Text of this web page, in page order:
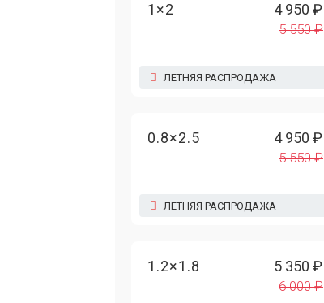
1×2 4 950 ₽
5 550 ₽
ЛЕТНЯЯ РАСПРОДАЖА
0.8×2.5 4 950 ₽
5 550 ₽
ЛЕТНЯЯ РАСПРОДАЖА
1.2×1.8 5 350 ₽
6 000 ₽